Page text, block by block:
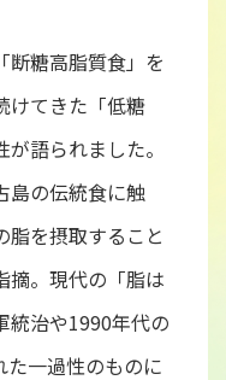
断糖高脂質食」を
けてきた「低糖
語られました。
島の伝統食に触
脂を摂取すること
摘。現代の「脂は
統治や1990年代の
た一過性のものに